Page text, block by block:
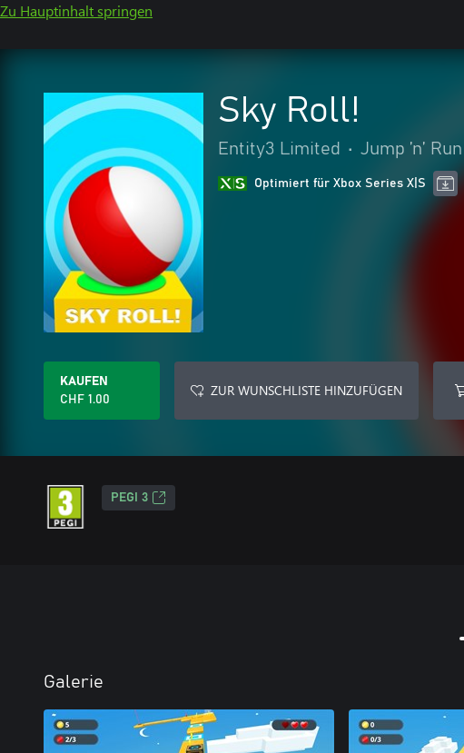
Zu Hauptinhalt springen
Sky Roll!
Entity3 Limited • Jump ’n’ Run
Optimiert für Xbox Series X|S
KAUFEN
CHF 1.00
ZUR WUNSCHLISTE HINZUFÜGEN
PEGI 3
Galerie